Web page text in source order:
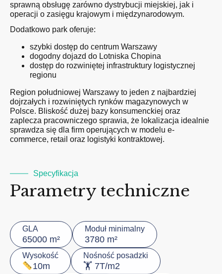
sprawną obsługę zarówno dystrybucji miejskiej, jak i
operacji o zasięgu krajowym i międzynarodowym.
Dodatkowo park oferuje:
szybki dostęp do centrum Warszawy
dogodny dojazd do Lotniska Chopina
dostęp do rozwiniętej infrastruktury logistycznej
regionu
Region południowej Warszawy to jeden z najbardziej
dojrzałych i rozwiniętych rynków magazynowych w
Polsce. Bliskość dużej bazy konsumenckiej oraz
zaplecza pracowniczego sprawia, że lokalizacja idealnie
sprawdza się dla firm operujących w modelu e-
commerce, retail oraz logistyki kontraktowej.
Specyfikacja
Parametry techniczne
GLA
65000 m²
Moduł minimalny
3780 m²
Wysokość
10m
Nośność posadzki
🏋️ 7T/m2